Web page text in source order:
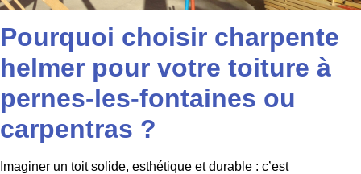
Pourquoi choisir charpente
helmer pour votre toiture à
pernes-les-fontaines ou
carpentras ?
Imaginer un toit solide, esthétique et durable : c’est